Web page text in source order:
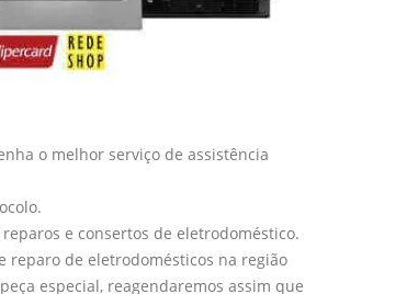
o melhor serviço de assistência
e consertos de eletrodoméstico.
reparo de eletrodomésticos na região
especial, reagendaremos assim que